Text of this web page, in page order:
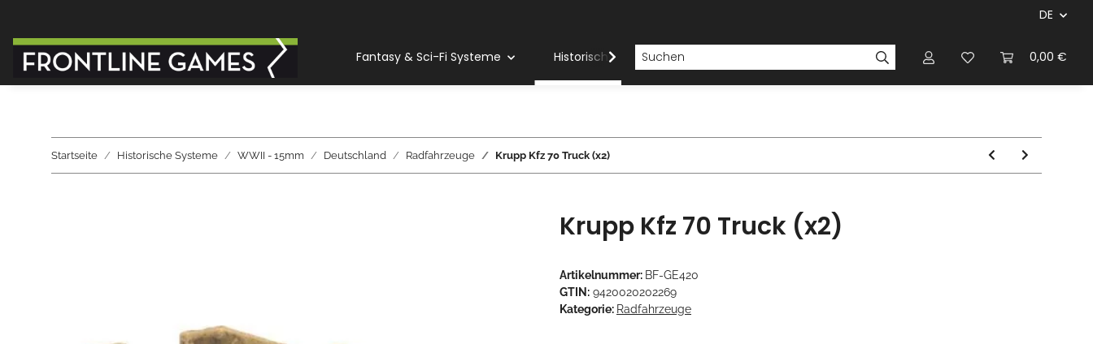
DE
0,00 €
Fantasy & Sci-Fi Systeme Historische Systeme Regelbücher Magazinen &
Startseite Historische Systeme WWII - 15mm Deutschland Radfahrzeuge Krupp Kfz 70 Truck (x2)
Krupp Kfz 70 Truck (x2)
Artikelnummer: BF-GE420
GTIN: 9420020202269
Kategorie: Radfahrzeuge